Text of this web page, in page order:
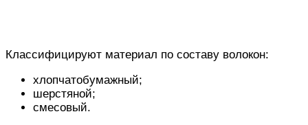
Классифицируют материал по составу волокон:
хлопчатобумажный;
шерстяной;
смесовый.